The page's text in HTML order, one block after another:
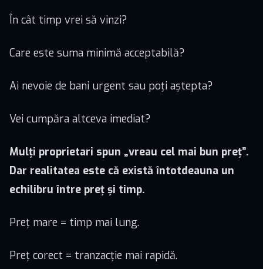
În cât timp vrei să vinzi?
Care este suma minimă acceptabilă?
Ai nevoie de bani urgent sau poți aștepta?
Vei cumpăra altceva imediat?
Mulți proprietari spun „vreau cel mai bun preț”.
Dar realitatea este că există întotdeauna un
echilibru între preț și timp.
Preț mare = timp mai lung.
Preț corect = tranzacție mai rapidă.